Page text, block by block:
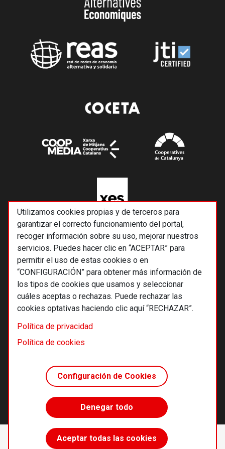
Utilizamos cookies propias y de terceros para
garantizar el correcto funcionamiento del portal,
recoger información sobre su uso, mejorar nuestros
servicios. Puedes hacer clic en “ACEPTAR” para
permitir el uso de estas cookies o en
“CONFIGURACIÓN” para obtener más información de
los tipos de cookies que usamos y seleccionar
cuáles aceptas o rechazas. Puede rechazar las
cookies optativas haciendo clic aquí “RECHAZAR”.
Política de privacidad
Política de cookies
Configuración de Cookies
Denegar todo
Aceptar todas las cookies
Accede sin límites
Suscríbete
© 2026 Alternativas económicas SCCL
Footer
Términos y condiciones de uso
Política de cookies
Principios editoriales